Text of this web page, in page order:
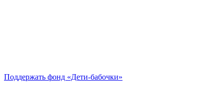
Поддержать фонд «Дети-бабочки»